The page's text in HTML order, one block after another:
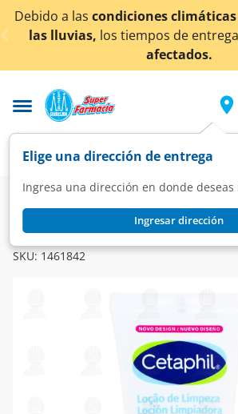
< div class="carousel-inner">
Debido a las condiciones
las lluvias, los tiempos de entrega
afectados.
Elige una dirección de entrega
Ingresa una dirección en donde
Ingresar dirección
Dermo Tipo de piel Piel seca
Cetaphil Loción Limpiadora Piel
SKU: 1461842